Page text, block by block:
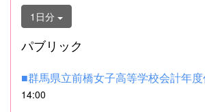
1日分
パブリック
14:00